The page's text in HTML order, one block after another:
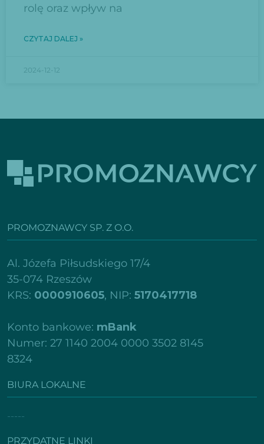
rolę oraz wpływ na
CZYTAJ DALEJ »
2024-12-12
PROMOZNAWCY SP. Z O.O.
Al. Józefa Piłsudskiego 17/4
35-074 Rzeszów
KRS: 0000910605, NIP: 5170417718
Konto bankowe: mBank
Numer: 27 1140 2004 0000 3502 8145
8324
BIURA LOKALNE
-----
PRZYDATNE LINKI